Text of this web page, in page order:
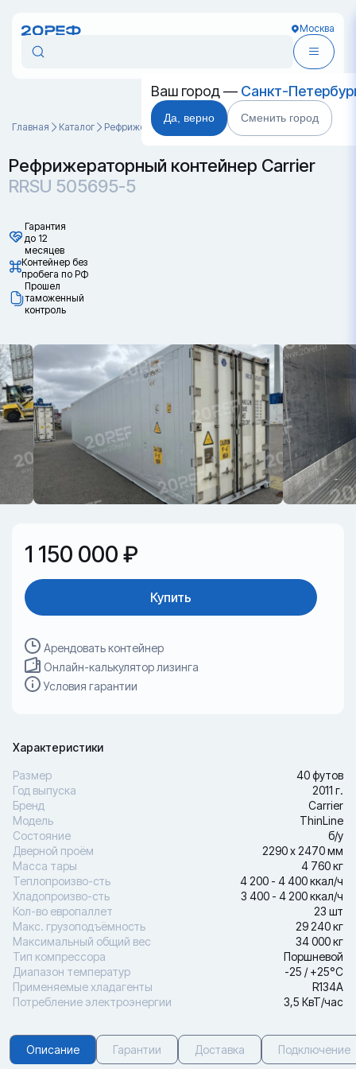
Москва
Ваш город — Санкт-
Да, верно Сменить город
Главная Каталог Рефрижераторные контейнеры RRSU 505695-5
Рефрижераторный контейнер Carrier
RRSU 505695-5
Гарантия
до 12
месяцев
Контейнер без
пробега по РФ
Прошел
таможенный
контроль
1 150 000 ₽
Купить
Арендовать контейнер
Онлайн-калькулятор лизинга
Условия гарантии
Характеристики
Размер
40 футов
Год выпуска
2011 г.
Бренд
Carrier
Модель
ThinLine
Состояние
б/у
Дверной проём
2290 х 2470 мм
Масса тары
4 760 кг
Теплопроизво-сть
4 200 - 4 400 ккал/ч
Хладопроизво-сть
3 400 - 4 200 ккал/ч
Кол-во европаллет
23 шт
Макс. грузоподъёмность
29 240 кг
Максимальный общий вес
34 000 кг
Тип компрессора
Поршневой
Диапазон температур
-25 / +25°С
Применяемые хладагенты
R134A
Потребление электроэнергии
3,5 КвТ/час
Описание Гарантии Доставка Подключение